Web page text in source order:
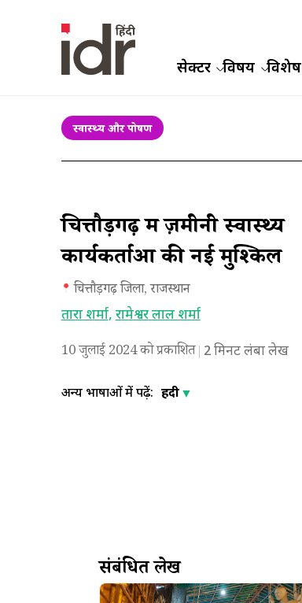
सेक्टर विषय विशेष
स्वास्थ्य और पोषण
चित्तौड़गढ़ में ज़मीनी स्वास्थ्य
कार्यकर्ताओं की नई मुश्किल
चित्तौड़गढ़ जिला, राजस्थान
तारा शर्मा,रामेश्वर लाल शर्मा
10 जुलाई 2024 को प्रकाशित 2मिनट लंबा लेख
अन्य भाषाओं में पढ़ें: हिंदी
संबंधित लेख